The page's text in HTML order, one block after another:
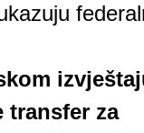
transfer za